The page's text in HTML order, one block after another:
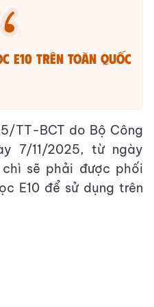
E10 trên toàn quốc
TT-BCT do Bộ Công
7/11/2025, từ ngày
sẽ phải được phối
E10 để sử dụng trên